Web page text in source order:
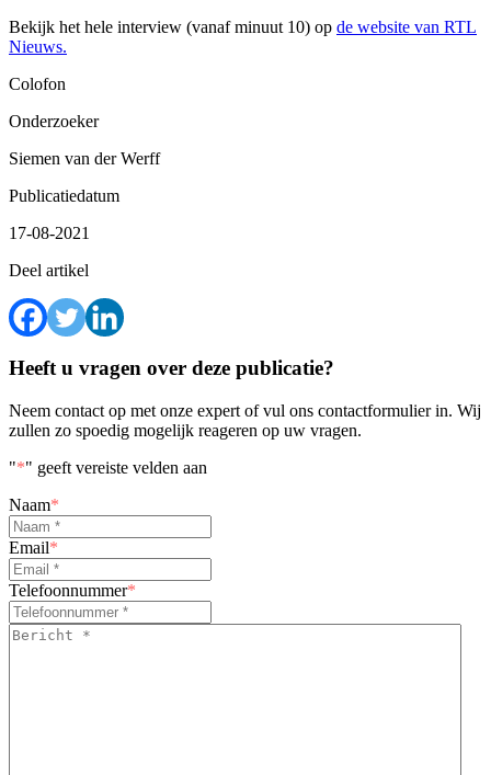
Bekijk het hele interview (vanaf minuut 10) op de website van RTL
Nieuws.
Colofon
Onderzoeker
Siemen van der Werff
Publicatiedatum
17-08-2021
Deel artikel
Heeft u vragen over deze publicatie?
Neem contact op met onze expert of vul ons contactformulier in. Wij
zullen zo spoedig mogelijk reageren op uw vragen.
"*" geeft vereiste velden aan
Naam*
Email*
Telefoonnummer*
Bericht